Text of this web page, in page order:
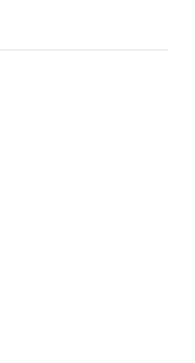
aquático têm
costas e um